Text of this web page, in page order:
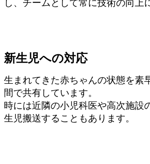
し、チームとして常に技術の向上
新生児への対応
生まれてきた赤ちゃんの状態を素
間で共有しています。
時には近隣の小児科医や高次施設
生児搬送することもあります。